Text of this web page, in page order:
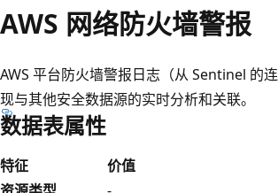
AWS 网络防火墙警报
AWS 平台防火墙警报日志（从 Sentinel 的
现与其他安全数据源的实时分析和关联。
数据表属性
特征
价值